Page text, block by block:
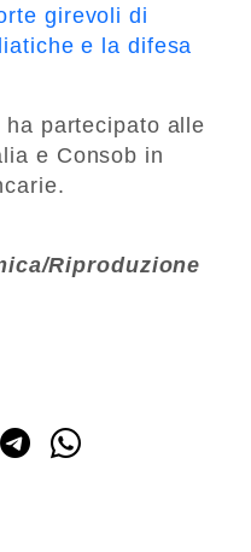
girevoli di
e la difesa
partecipato alle
e Consob in
Riproduzione